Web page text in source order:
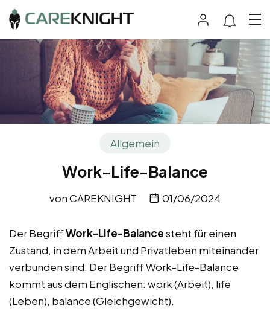
Allgemein
Work-Life-Balance
vonCAREKNIGHT 01/06/2024
Der BegriffWork-Life-Balancesteht für einen
Zustand, in dem Arbeit und Privatleben miteinander
verbunden sind. Der Begriff Work-Life-Balance
kommt aus dem Englischen: work (Arbeit), life
(Leben), balance (Gleichgewicht).